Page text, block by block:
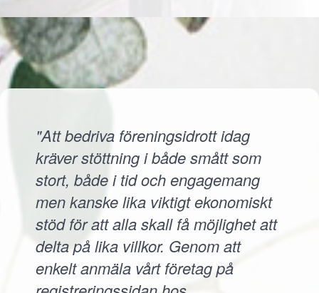
"Att bedriva föreningsidrott idag
kräver stöttning i både smått som
stort, både i tid och engagemang
men kanske lika viktigt ekonomiskt
stöd för att alla skall få möjlighet att
delta på lika villkor. Genom att
enkelt anmäla vårt företag på